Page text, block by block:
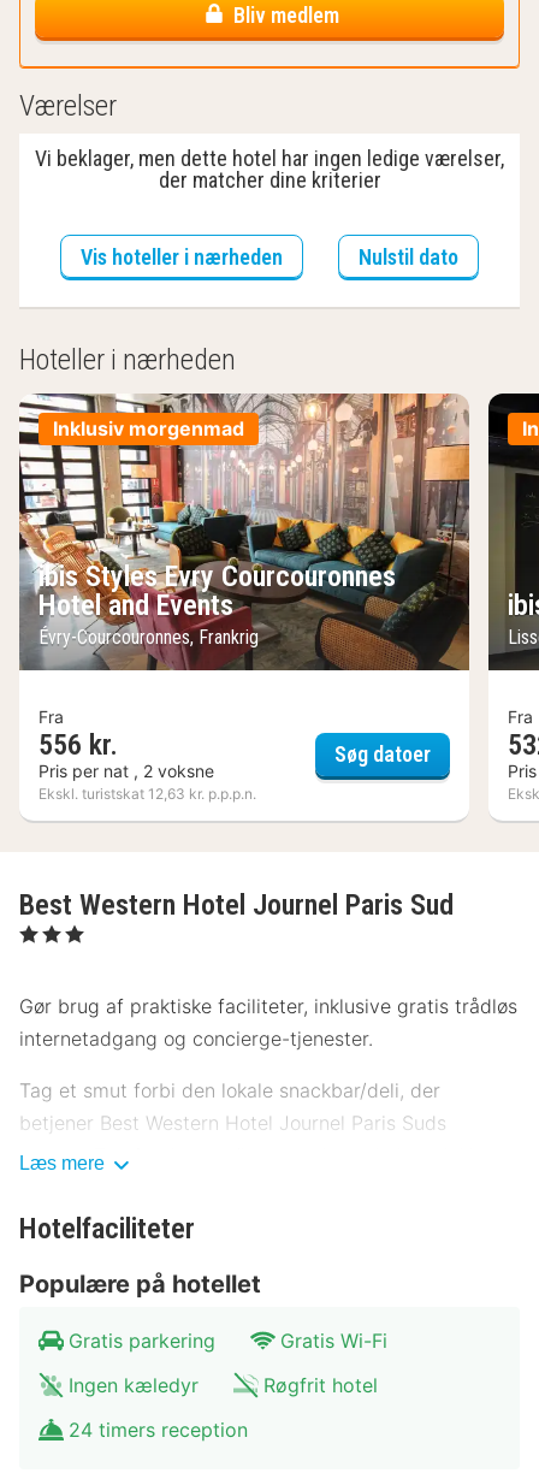
Bliv medlem
Værelser
Vi beklager, men dette hotel har ingen ledige værelser,
der matcher dine kriterier
Vis hoteller i nærheden Nulstil dato
Hoteller i nærheden
Inklusiv morgenmad
ibis Styles Evry Courcouronnes
Hotel and Events
Évry-Courcouronnes, Frankrig
Fra
556 kr.
Pris per nat , 2 voksne
Ekskl. turistskat 12,63 kr. p.p.p.n.
Søg datoeribis Styles
Fra
Best Western Hotel Journel Paris Sud
, 3 Stjerner
Gør brug af praktiske faciliteter, inklusive gratis trådløs
internetadgang og concierge-tjenester.
Tag et smut forbi den lokale snackbar/deli, der
betjener Best Western Hotel Journel Paris Suds
gæster. Tag forbi baren/loungen, hvor du kan slukke
efter bestilling tilbydes mod gebyr dagligt fra kl. 06.30
Dette overnatningssted har modtaget sin officielle
stjernevurdering fra ATOUT France, det franske
agentur for turismeudvikling.
Gæsterne har blandt andet adgang til et
Læs mere
Hotelfaciliteter
Populære på hotellet
Gratis parkering
Gratis Wi-Fi
Ingen kæledyr
Røgfrit hotel
24 timers reception